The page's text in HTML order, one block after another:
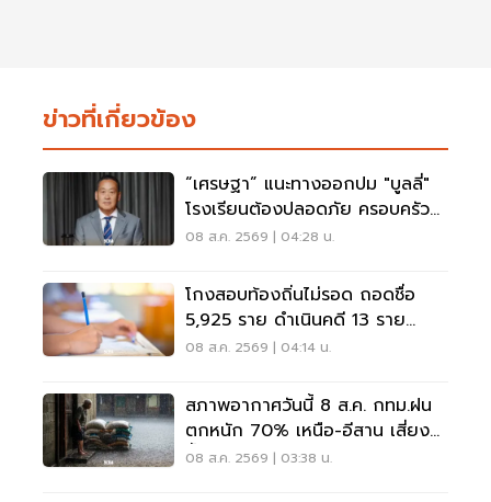
ข่าวที่เกี่ยวข้อง
“เศรษฐา” แนะทางออกปม "บูลลี่"
โรงเรียนต้องปลอดภัย ครอบครัว
ต้องรับฟัง
08 ส.ค. 2569 | 04:28 น.
โกงสอบท้องถิ่นไม่รอด ถอดชื่อ
5,925 ราย ดำเนินคดี 13 ราย
ปปง.ไล่เส้นการเงิน
08 ส.ค. 2569 | 04:14 น.
สภาพอากาศวันนี้ 8 ส.ค. กทม.ฝน
ตกหนัก 70% เหนือ-อีสาน เสี่ยง
น้ำท่วมฉับพลัน
08 ส.ค. 2569 | 03:38 น.